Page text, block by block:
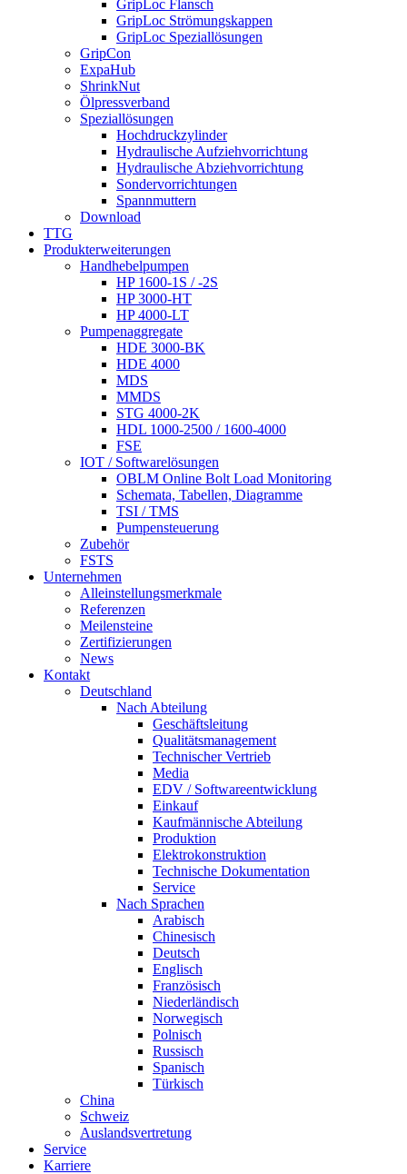
GripLoc Flansch
GripLoc Strömungskappen
GripLoc Speziallösungen
GripCon
ExpaHub
ShrinkNut
Ölpressverband
Speziallösungen
Hochdruckzylinder
Hydraulische Aufziehvorrichtung
Hydraulische Abziehvorrichtung
Sondervorrichtungen
Spannmuttern
Download
TTG
Produkterweiterungen
Handhebelpumpen
HP 1600-1S / -2S
HP 3000-HT
HP 4000-LT
Pumpenaggregate
HDE 3000-BK
HDE 4000
MDS
MMDS
STG 4000-2K
HDL 1000-2500 / 1600-4000
FSE
IOT / Softwarelösungen
OBLM Online Bolt Load Monitoring
Schemata, Tabellen, Diagramme
TSI / TMS
Pumpensteuerung
Zubehör
FSTS
Unternehmen
Alleinstellungsmerkmale
Referenzen
Meilensteine
Zertifizierungen
News
Kontakt
Deutschland
Nach Abteilung
Geschäftsleitung
Qualitätsmanagement
Technischer Vertrieb
Media
EDV / Softwareentwicklung
Einkauf
Kaufmännische Abteilung
Produktion
Elektrokonstruktion
Technische Dokumentation
Service
Nach Sprachen
Arabisch
Chinesisch
Deutsch
Englisch
Französisch
Niederländisch
Norwegisch
Polnisch
Russisch
Spanisch
Türkisch
China
Schweiz
Auslandsvertretung
Service
Karriere